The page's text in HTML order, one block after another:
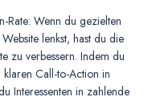
Rate: Wenn du gezielten
lenkst, hast du die
zu verbessern. Indem du
klaren Call-to-Action in
Interessenten in zahlende